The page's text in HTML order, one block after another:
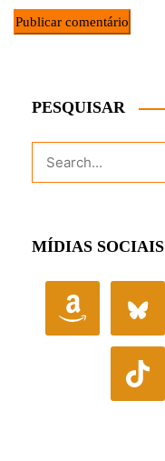
PESQUISAR
MÍDIAS SOCIAIS